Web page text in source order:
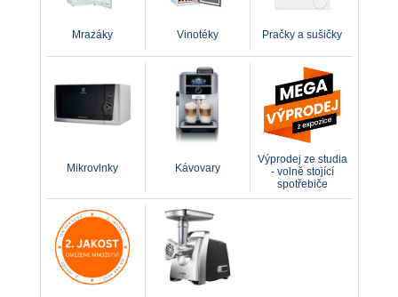
Mrazáky Vinotéky Pračky a sušičky
Mikrovlnky Kávovary
Výprodej ze studia
- volně stojící
spotřebiče